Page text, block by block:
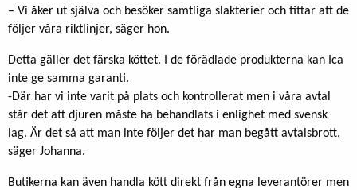
– Vi åker ut själva och besöker samtliga slakterier och tittar att de
följer våra riktlinjer, säger hon.
Detta gäller det färska köttet. I de förädlade produkterna kan Ica
inte ge samma garanti.
-Där har vi inte varit på plats och kontrollerat men i våra avtal
står det att djuren måste ha behandlats i enlighet med svensk
lag. Är det så att man inte följer det har man begått avtalsbrott,
säger Johanna.
Butikerna kan även handla kött direkt från egna leverantörer men